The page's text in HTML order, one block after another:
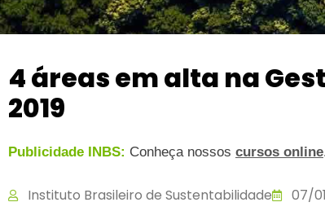
4 áreas em alta na
2019
Publicidade INBS: Conheça nossos cursos online
Instituto Brasileiro de Sustentabilidade 07/